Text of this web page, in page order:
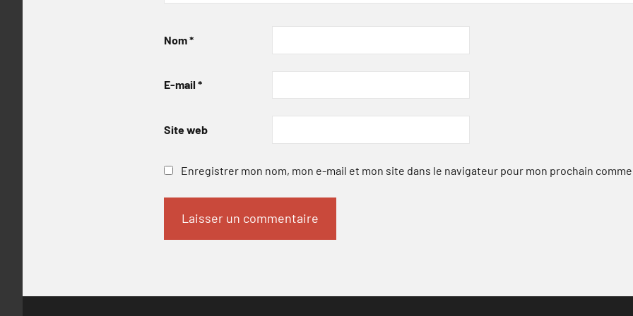
Nom*
E-mail *
Site web
Enregistrer mon nom, mon e-mail et mon site dans le navigateur pour mon prochain